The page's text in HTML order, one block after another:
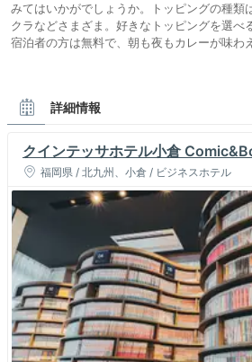
みてはいかがでしょうか。トッピングの種類
クラなどさまざま。好きなトッピングを選べ
宿泊者の方は無料で、朝も夜もカレーが味わ
詳細情報
クインテッサホテル小倉
福岡県 / 北九州、小倉 / ビジネスホテル